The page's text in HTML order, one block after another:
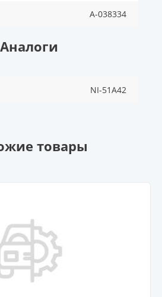
A-038334
Аналоги
NI-51A42
товары